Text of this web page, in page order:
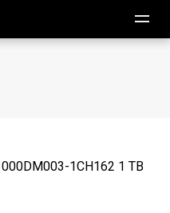
1CH162 1 TB